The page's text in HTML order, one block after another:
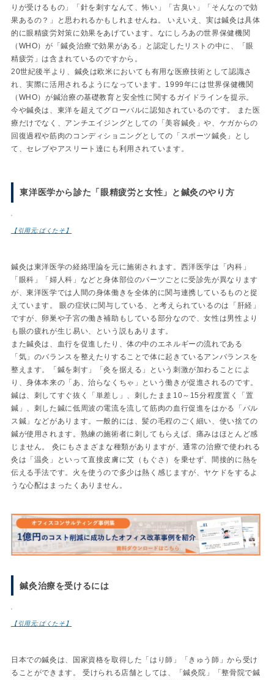
りが受けるもの」「針を刺すなんて、怖い」「古臭い」「そんなので効
果あるの？」と思われるかもしれませんね。 いえいえ、実は鍼灸は具体
的に眼精疲労対策に効果をあげています。なにしろあの世界保健機関
（WHO）が「鍼灸治療で効果がある」と認定したリストの中に、「眼
精疲労」は含まれているのですから。
20世紀後半より、鍼灸は欧米においても有用な医療技術として認識さ
れ、実際に活用されるようになっています。1999年には世界保健機関
（WHO）が鍼治療の基礎教育と安全性に関するガイドラインを提示。
今や鍼灸は、東洋を超えてグローバルに認知されているのです。 また医
療だけでなく、アンチエイジングとしての「美容鍼灸」や、ケガからの
回復過程や筋肉のコンディショニングとしての「スポーツ鍼灸」とし
て、セレブやアスリート達にも利用されています。
東洋医学から診た「眼精疲労と女性」と鍼灸のやり方
【引用元:ぱくたそ】
鍼灸は東洋医学の経絡理論を元に施術されます。西洋医学は「内科」
「眼科」「婦人科」などと身体部位のパーツごとに受診先が異なります
が、東洋医学では人間の身体働きを全体的に関与連携しているものと捉
えています。 眼の症状に関与している、と考えられているのは「肝経」
ですが、卵巣や子宮の働き補助もしている部分なので、女性は男性より
も眼の疲れが生じ易い、という説もあります。
また鍼灸は、血行を促進したり、体の中のエネルギーの流れである
「気」のバランスを整えたりすることで体に起きているアンバランスを
整えます。「鍼を刺す」「灸を据える」という刺激が加わることによ
り、身体本来の「あ、治らなくちゃ」という働きが促進されるのです。
鍼は、刺してすぐ抜く「単差し」、刺したまま10～15分程度置く「置
鍼」、刺した鍼に低周波の電流を流して筋肉の血行促進をはかる「パル
ス鍼」などがあります。一般的には、髪の毛程のごく細い、使い捨ての
鍼が使用されます。熟練の施術者に刺してもらえば、痛みはほとんど感
じません。 灸にもさまざまな種類がありますが、通常の治療で使われる
灸は「温灸」といって直接皮膚に艾（もぐさ）を乗せず、間接的に熱を
伝える手法です。火を使うので多少は熱く感じますが、ヤケドをするよ
うな心配はまったくありません。
鍼灸治療を受けるには
【引用元:ぱくたそ】
日本での鍼灸は、国家資格を取得した「はり師」「きゅう師」から受け
ることができます。 受けられる店舗としては、「鍼灸院」「整骨院で鍼